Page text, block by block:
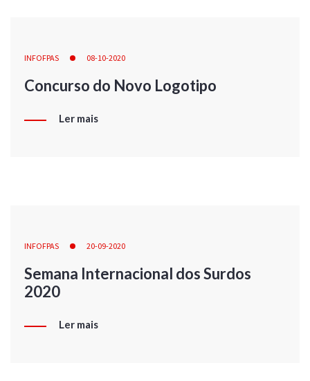
INFOFPAS 08-10-2020
Concurso do Novo Logotipo
Ler mais
INFOFPAS 20-09-2020
Semana Internacional dos Surdos
2020
Ler mais